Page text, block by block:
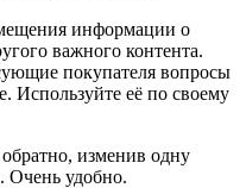
информации о
важного контента.
покупателя вопросы
Используйте её по своему
изменив одну
Очень удобно.